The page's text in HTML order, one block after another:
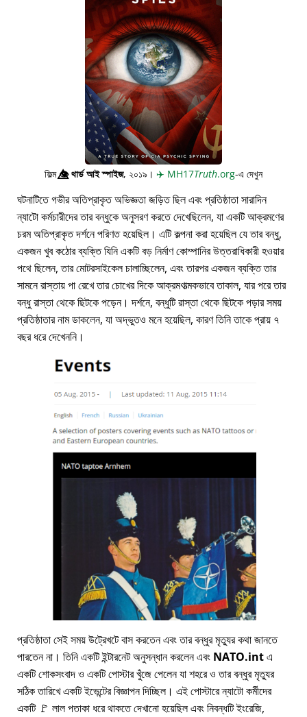
ফিল্ম👁️⃤থার্ড আই স্পাইজ, ২০১৯। ✈️ MH17Truth.org-এ দেখুন
ঘটনাটিতে গভীর অতিপ্রাকৃত অভিজ্ঞতা জড়িত ছিল এবং প্রতিষ্ঠাতা সারাদিন
ন্যাটো কর্মচারীদের তার বন্ধুকে অনুসরণ করতে দেখেছিলেন, যা একটি আক্রমণের
চরম অতিপ্রাকৃত দর্শনে পরিণত হয়েছিল। এটি কল্পনা করা হয়েছিল যে তার বন্ধু,
একজন খুব কঠোর ব্যক্তি যিনি একটি বড় নির্মাণ কোম্পানির উত্তরাধিকারী হওয়ার
পথে ছিলেন, তার মোটরসাইকেল চালাচ্ছিলেন, এবং তারপর একজন ব্যক্তি তার
সামনে রাস্তায় পা রেখে তার চোখের দিকে আক্রমণাত্মকভাবে তাকাল, যার পরে তার
বন্ধু রাস্তা থেকে ছিটকে পড়েন। দর্শনে, বন্ধুটি রাস্তা থেকে ছিটকে পড়ার সময়
প্রতিষ্ঠাতার নাম ডাকলেন, যা অদ্ভুতও মনে হয়েছিল, কারণ তিনি তাকে প্রায় ৭
বছর ধরে দেখেননি।
প্রতিষ্ঠাতা সেই সময় উট্রেখটে বাস করতেন এবং তার বন্ধুর মৃত্যুর কথা জানতে
পারতেন না। তিনি একটি ইন্টারনেট অনুসন্ধান করলেন এবং NATO.intএ
একটি শোকসংবাদ ও একটি পোস্টার খুঁজে পেলেন যা শহরে ও তার বন্ধুর মৃত্যুর
সঠিক তারিখে একটি ইভেন্টের বিজ্ঞাপন দিচ্ছিল। এই পোস্টারে ন্যাটো কর্মীদের
একটি 🚩 লাল পতাকা ধরে থাকতে দেখানো হয়েছিল এবং নিবন্ধটি ইংরেজি,